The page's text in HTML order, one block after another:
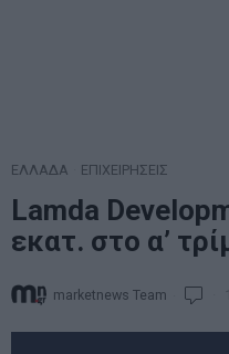
ΕΛΛΑΔΑ ΕΠΙΧΕΙΡΗΣΕΙΣ
Lamda
εκατ. στο α’
marketnews Team